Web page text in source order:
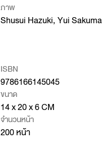
ภาพ
Shusui Hazuki, Yui Sakuma
ISBN
9786166145045
ขนาด
14 x 20 x 6 CM
จำนวนหน้า
200 หน้า